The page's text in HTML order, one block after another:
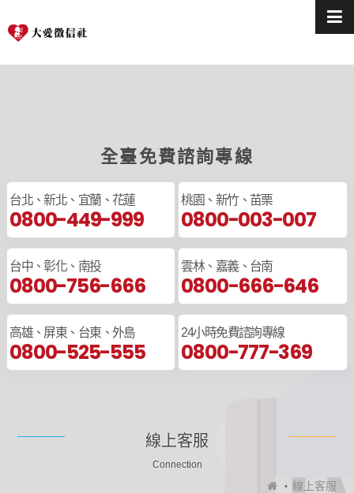
全臺免費諮詢專線
台北、新北、宜蘭、花蓮
0800-449-999
桃園、新竹、苗栗
0800-003-007
台中、彰化、南投
0800-756-666
雲林、嘉義、台南
0800-666-646
高雄、屏東、台東、外島
0800-525-555
24小時免費諮詢專線
0800-777-369
線上客服
Connection
線上客服